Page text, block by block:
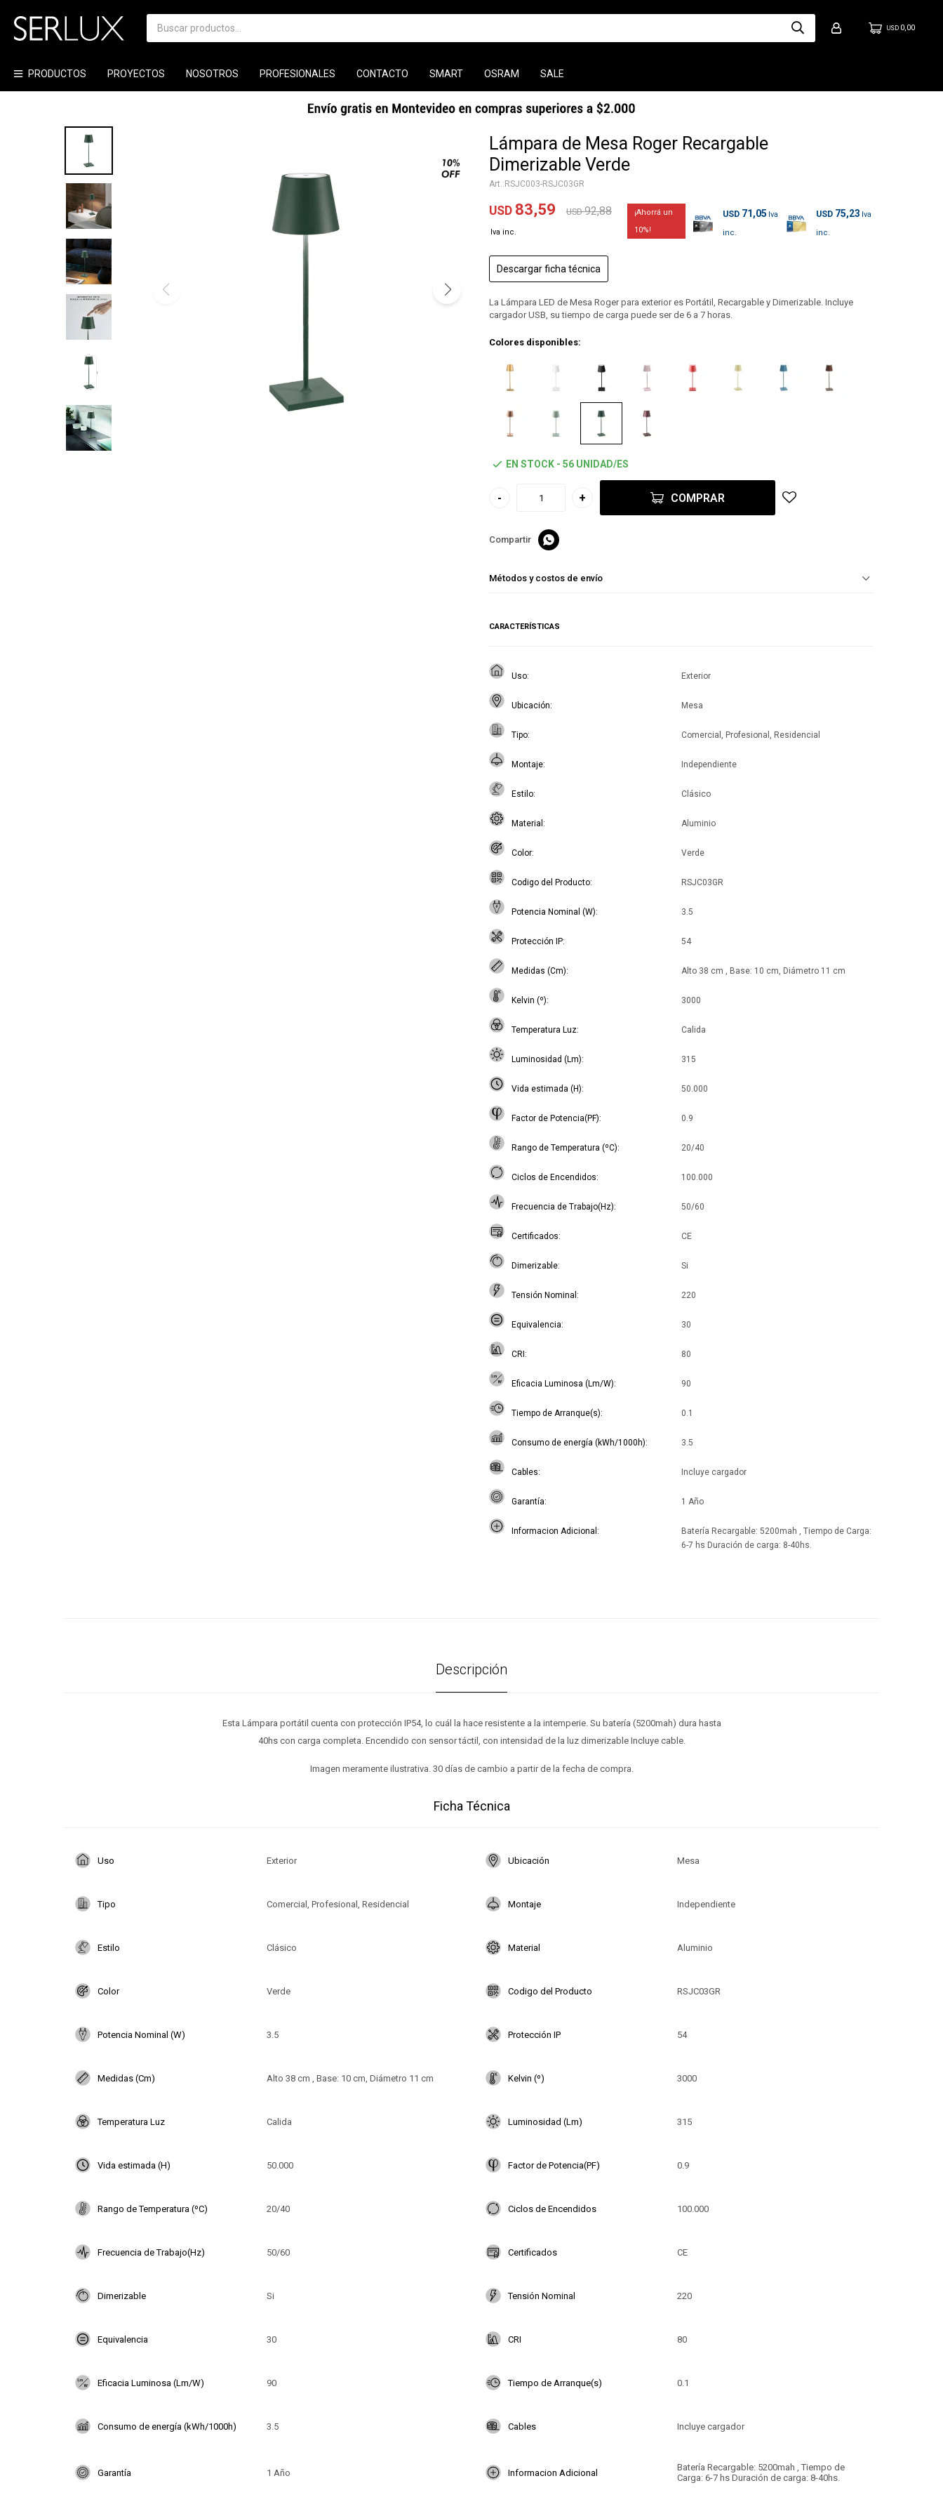
PRODUCTOS PROYECTOS NOSOTROS PROFESIONALES CONTACTO SMART OSRAM SALE
USD 0,00
Lámpara de Mesa Roger Recargable
Dimerizable Verde
RSJC003-RSJC03GR
USD 83,59 USD 92,88
10
USD 71,05 USD 75,23
Descargar ficha técnica
La Lámpara LED de Mesa Roger para exterior es Portátil, Recargable y Dimerizable. Incluye
cargador USB, su tiempo de carga puede ser de 6 a 7 horas.
Colores disponibles:
EN STOCK - 56 UNIDAD/ES
- + COMPRAR

Métodos y costos de envío
CARACTERÍSTICAS
Uso Exterior
Ubicación Mesa
Tipo Comercial, Profesional, Residencial
Montaje Independiente
Estilo Clásico
Material Aluminio
Color Verde
Codigo del Producto RSJC03GR
Potencia Nominal (W) 3.5
Protección IP 54
Medidas (Cm) Alto 38 cm , Base: 10 cm, Diámetro 11 cm
Kelvin (º) 3000
Temperatura Luz Calida
Luminosidad (Lm) 315
Vida estimada (H) 50.000
Factor de Potencia(PF) 0.9
Rango de Temperatura (ºC) 20/40
Ciclos de Encendidos 100.000
Frecuencia de Trabajo(Hz) 50/60
Certificados CE
Dimerizable Si
Tensión Nominal 220
Equivalencia 30
CRI 80
Eficacia Luminosa (Lm/W) 90
Tiempo de Arranque(s) 0.1
Consumo de energía (kWh/1000h) 3.5
Cables Incluye cargador
Garantía 1 Año
Informacion Adicional
Batería Recargable: 5200mah , Tiempo de Carga:
6-7 hs Duración de carga: 8-40hs.
Descripción
Esta Lámpara portátil cuenta con protección IP54, lo cuál la hace resistente a la intemperie. Su batería (5200mah) dura hasta
40hs con carga completa. Encendido con sensor táctil, con intensidad de la luz dimerizable Incluye cable.
Imagen meramente ilustrativa. 30 días de cambio a partir de la fecha de compra.
Ficha Técnica
Uso Exterior Ubicación Mesa
Tipo Comercial, Profesional, Residencial Montaje Independiente
Estilo Clásico Material Aluminio
Color Verde Codigo del Producto RSJC03GR
Potencia Nominal (W) 3.5 Protección IP 54
Medidas (Cm) Alto 38 cm , Base: 10 cm, Diámetro 11 cm Kelvin (º) 3000
Temperatura Luz Calida Luminosidad (Lm) 315
Vida estimada (H) 50.000 Factor de Potencia(PF) 0.9
Rango de Temperatura (ºC) 20/40 Ciclos de Encendidos 100.000
Frecuencia de Trabajo(Hz) 50/60 Certificados CE
Dimerizable Si Tensión Nominal 220
Equivalencia 30 CRI 80
Eficacia Luminosa (Lm/W) 90 Tiempo de Arranque(s) 0.1
Consumo de energía (kWh/1000h) 3.5 Cables Incluye cargador
Garantía 1 Año Informacion Adicional
Batería Recargable: 5200mah , Tiempo de
Carga: 6-7 hs Duración de carga: 8-40hs.